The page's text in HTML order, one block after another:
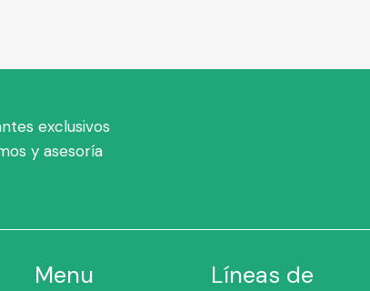
exclusivos
y asesoría
Menu
Líneas de